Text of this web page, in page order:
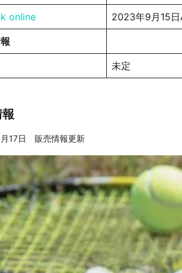
online 2023年9月15
未定
17日 販売情報更新